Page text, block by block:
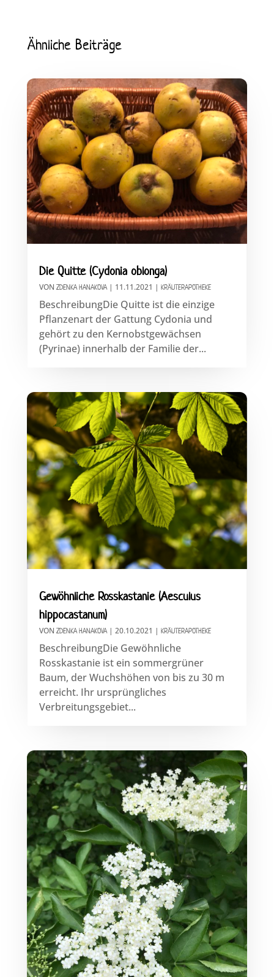
Ähnliche Beiträge
Die Quitte (Cydonia oblonga)
VON ZDENKA HANAKOVA| 11.11.2021 | KRÄUTERAPOTHEKE
BeschreibungDie Quitte ist die einzige
Pflanzenart der Gattung Cydonia und
gehört zu den Kernobstgewächsen
(Pyrinae) innerhalb der Familie der...
Gewöhnliche Rosskastanie (Aesculus
hippocastanum)
VON ZDENKA HANAKOVA| 20.10.2021 | KRÄUTERAPOTHEKE
BeschreibungDie Gewöhnliche
Rosskastanie ist ein sommergrüner
Baum, der Wuchshöhen von bis zu 30 m
erreicht. Ihr ursprüngliches
Verbreitungsgebiet...